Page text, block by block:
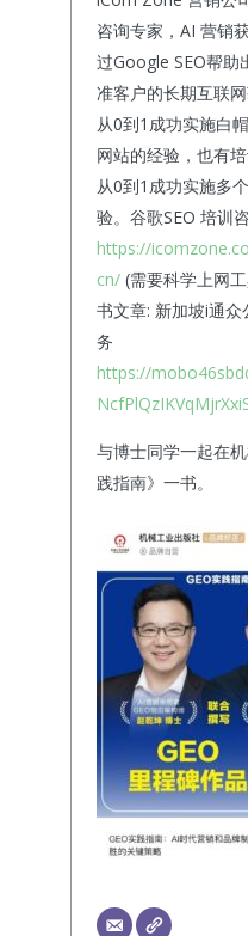
咨询专家，AI 营销
过Google SEO帮助
准客户的长期互联
从0到1成功实施白
网站的经验，也有
从0到1成功实施多
验。谷歌SEO 培训
https://
cn/(需要科学上网
书文章: 新加坡i通
务
https://
与博士同学一起在
践指南》一书。